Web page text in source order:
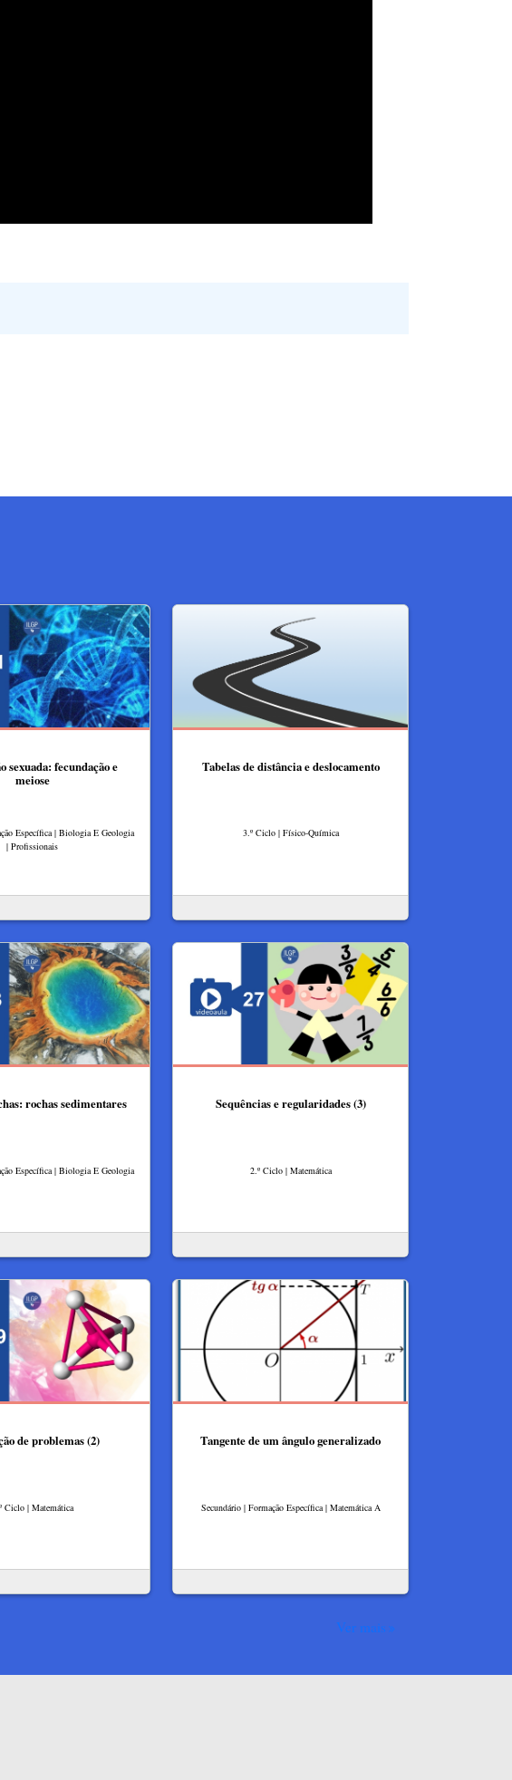
sexuada: fecundação e
meiose
Específica | Biologia E Geologia
| Profissionais
Tabelas de distância e deslocamento
3.º Ciclo | Físico-Química
rochas sedimentares
Específica | Biologia E Geologia
Sequências e regularidades (3)
2.º Ciclo | Matemática
de problemas (2)
Ciclo | Matemática
Tangente de um ângulo generalizado
Secundário | Formação Específica | Matemática A
Ver mais